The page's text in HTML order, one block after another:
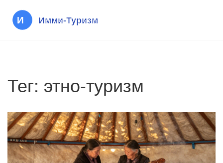
Тег: этно-туризм